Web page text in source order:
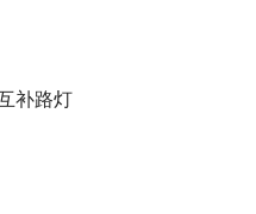
补路灯